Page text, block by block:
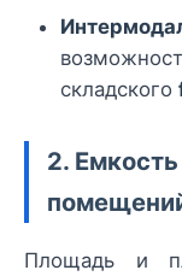
складского
2.
Площадь и